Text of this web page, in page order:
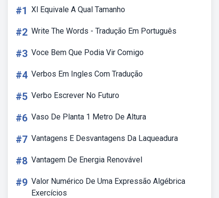
#1 Xl Equivale A Qual Tamanho
#2 Write The Words - Tradução Em Português
#3 Voce Bem Que Podia Vir Comigo
#4 Verbos Em Ingles Com Tradução
#5 Verbo Escrever No Futuro
#6 Vaso De Planta 1 Metro De Altura
#7 Vantagens E Desvantagens Da Laqueadura
#8 Vantagem De Energia Renovável
#9 Valor Numérico De Uma Expressão Algébrica
Exercícios